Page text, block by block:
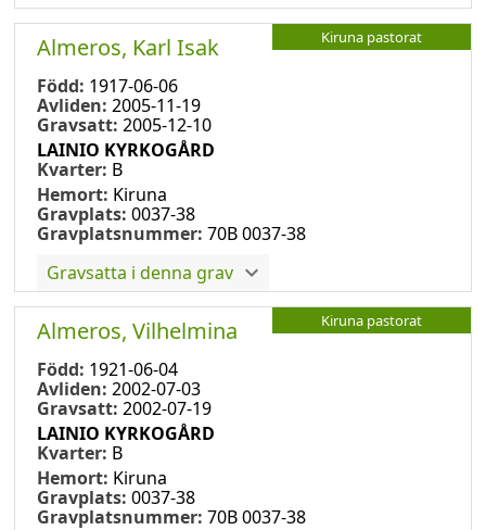
Kiruna pastorat
Almeros, Karl Isak
Född: 1917-06-06
Avliden: 2005-11-19
Gravsatt: 2005-12-10
LAINIO KYRKOGÅRD
Kvarter: B
Hemort: Kiruna
Gravplats: 0037-38
Gravplatsnummer: 70B 0037-38
Gravsatta i denna grav
Kiruna pastorat
Almeros, Vilhelmina
Född: 1921-06-04
Avliden: 2002-07-03
Gravsatt: 2002-07-19
LAINIO KYRKOGÅRD
Kvarter: B
Hemort: Kiruna
Gravplats: 0037-38
Gravplatsnummer: 70B 0037-38